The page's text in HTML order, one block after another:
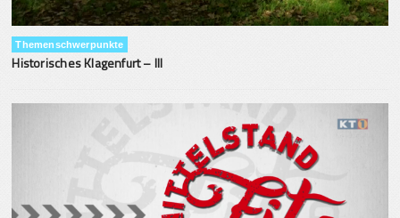
Themenschwerpunkte
Historisches Klagenfurt – III